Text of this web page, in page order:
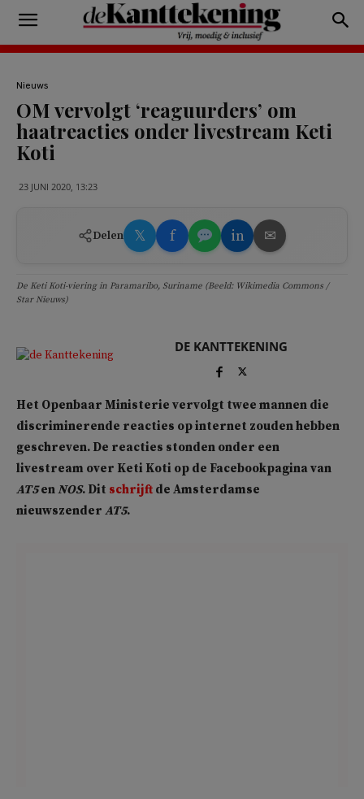
Nieuws
OM vervolgt ‘reaguurders’ om
haatreacties onder livestream Keti
Koti
23 JUNI 2020, 13:23
Delen 𝕏 f in ✉
De Keti Koti-viering in Paramaribo, Suriname (Beeld: Wikimedia Commons /
Star Nieuws)
DE KANTTEKENING
Het Openbaar Ministerie vervolgt twee mannen die
discriminerende reacties op internet zouden hebben
geschreven. De reacties stonden onder een
livestream over Keti Koti op de Facebookpagina van
AT5enNOS. Dit schrijft de Amsterdamse
nieuwszender AT5.